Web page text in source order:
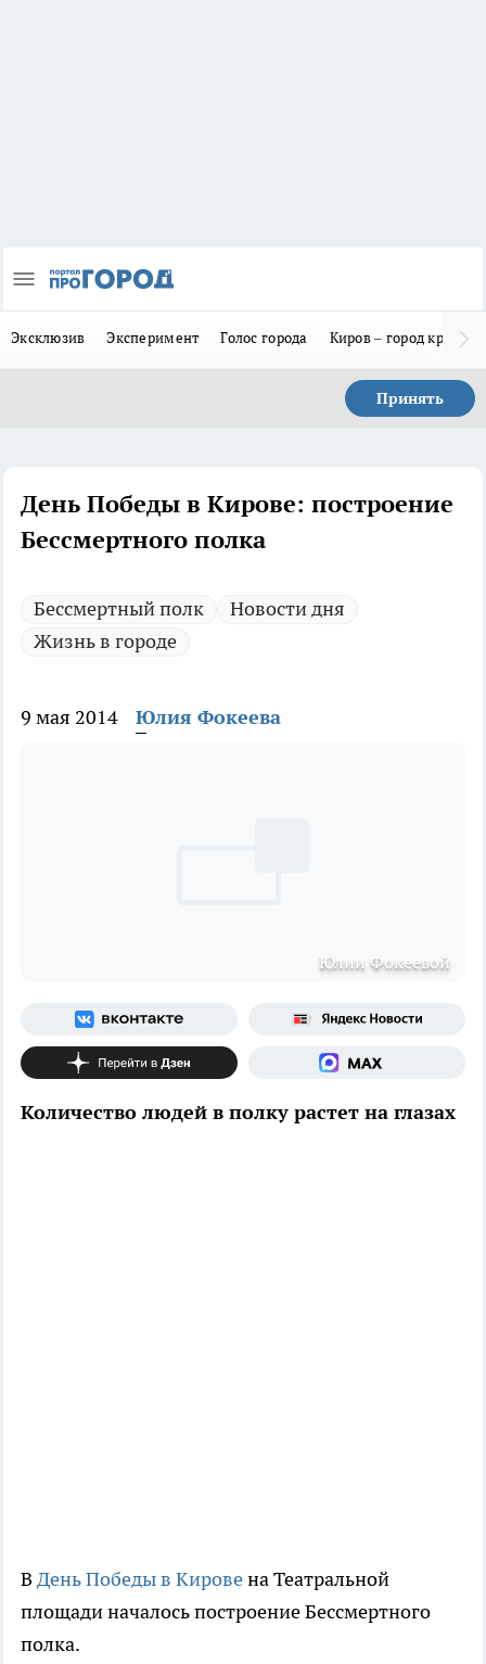
Эксклюзив Эксперимент Голос города Киров – город
Принять
День Победы в Кирове: построение
Бессмертного полка
Бессмертный полк
Новости дня
Жизнь в городе
9 мая 2014 Юлия Фокеева
Юлии Фокеевой
Количество людей в полку растет на глазах
В День Победы в Кировена Театральной
площади началось построение Бессмертного
полка.